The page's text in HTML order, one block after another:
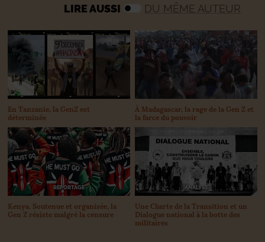
LIRE AUSSI DU MÊME AUTEUR
En Tanzanie, la GenZ est
déterminée
À Madagascar, la rage de la Gen Z et
la farce du pouvoir
REPORTAGE
Kenya. Soutenue et organisée, la
Gen Z résiste malgré la censure
ANALYSE
Une Charte de la Transition et un
Dialogue national à la botte des
militaires